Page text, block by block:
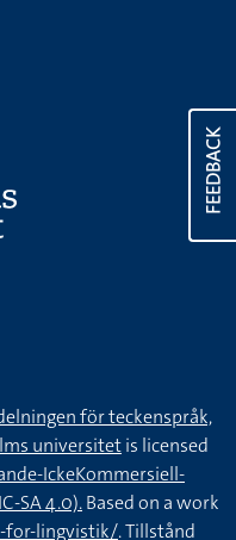
FEEDBACK
för teckenspråk,
universitetis licensed
IckeKommersiell-
SA 4.0).Based on a work
for-lingvistik/. Tillstånd